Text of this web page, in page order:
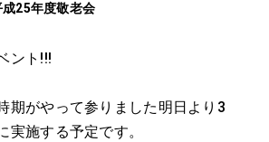
25年度敬老会
ント!!!
期がやって参りました明日より3
実施する予定です。